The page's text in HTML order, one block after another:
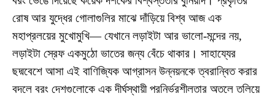
রোষ আর যুদ্ধের গোলাগুলির মাঝে দাঁড়িয়ে বিশ্ব আজ এক
মহাপ্রলয়ের মুখোমুখি— যেখানে লড়াইটা আর ভালো-মন্দের নয়,
লড়াইটা স্রেফ একমুঠো ভাতের জন্য বেঁচে থাকার। সাহায্যের
ছদ্মবেশে আসা এই বাণিজ্যিক আগ্রাসন উন্নয়নকে ত্বরান্বিত করার
বদলে বরং দেশগুলোকে এক দীর্ঘস্থায়ী পরনির্ভরশীলতার অতলে তলিয়ে